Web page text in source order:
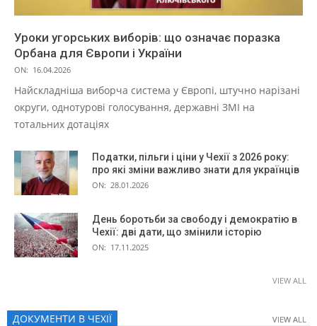
Уроки угорських виборів: що означає поразка
Орбана для Європи і України
ON: 16.04.2026
Найскладніша виборча система у Європі, штучно нарізані
округи, однотурові голосування, державні ЗМІ на
тотальних дотаціях
Податки, пільги і ціни у Чехії з 2026 року:
про які зміни важливо знати для українців
ON: 28.01.2026
День боротьби за свободу і демократію в
Чехії: дві дати, що змінили історію
ON: 17.11.2025
VIEW ALL
ДОКУМЕНТИ В ЧЕХІЇ VIEW ALL
VIEW ALL